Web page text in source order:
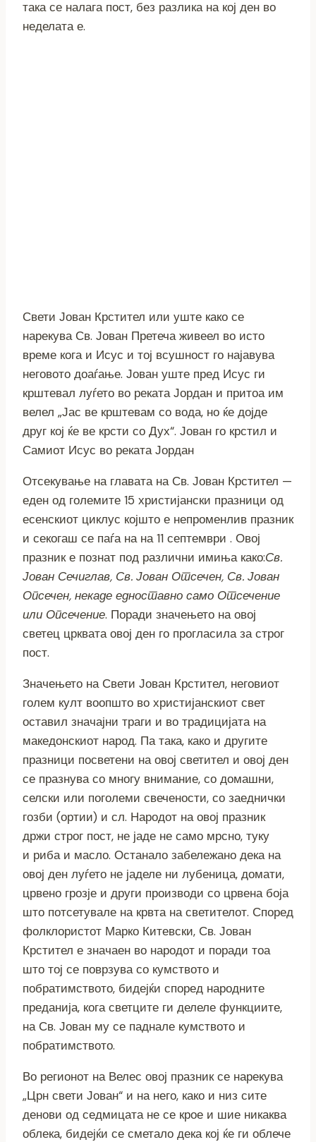
така се налага пост, без разлика на кој ден во
неделата е.
Свети Јован Крстител или уште како се
нарекува Св. Јован Претеча живеел во исто
време кога и Исус и тој всушност го најавува
неговото доаѓање. Јован уште пред Исус ги
крштевал луѓето во реката Јордан и притоа им
велел „Јас ве крштевам со вода, но ќе дојде
друг кој ќе ве крсти со Дух“. Јован го крстил и
Самиот Исус во реката Јордан
Отсекување на главата на Св. Јован Крстител —
еден од големите 15 христијански празници од
есенскиот циклус којшто е непроменлив празник
и секогаш се паѓа на на 11 септември . Овој
празник е познат под различни имиња како:Св.
Јован Сечиглав, Св. Јован Отсечен, Св. Јован
Опсечен, некаде едноставно само Отсечение
или Опсечение. Поради значењето на овој
светец црквата овој ден го прогласила за строг
пост.
Значењето на Свети Јован Крстител, неговиот
голем култ воопшто во христијанскиот свет
оставил значајни траги и во традицијата на
македонскиот народ. Па така, како и другите
празници посветени на овој светител и овој ден
се празнува со многу внимание, со домашни,
селски или поголеми свечености, со заеднички
гозби (ортии) и сл. Народот на овој празник
држи строг пост, не јаде не само мрсно, туку
и риба и масло. Останало забележано дека на
овој ден луѓето не јаделе ни лубеница, домати,
црвено грозје и други производи со црвена боја
што потсетувале на крвта на светителот. Според
фолклористот Марко Китевски, Св. Јован
Крстител е значаен во народот и поради тоа
што тој се поврзува со кумството и
побратимството, бидејќи според народните
преданија, кога светците ги делеле функциите,
на Св. Јован му се паднале кумството и
побратимството.
Во регионот на Велес овој празник се нарекува
„Црн свети Јован“ и на него, како и низ сите
денови од седмицата не се крое и шие никаква
облека, бидејќи се сметало дека кој ќе ги облече